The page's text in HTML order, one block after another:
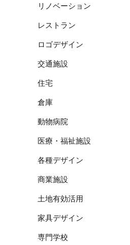
リノベーション
レストラン
ロゴデザイン
交通施設
住宅
倉庫
動物病院
医療・福祉施設
各種デザイン
商業施設
土地有効活用
家具デザイン
専門学校